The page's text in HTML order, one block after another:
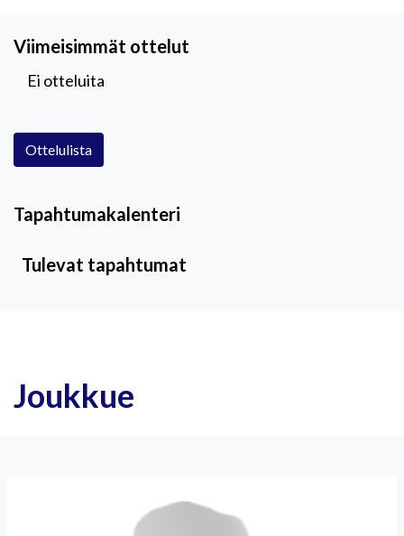
Viimeisimmät ottelut
Ei otteluita
Ottelulista
Tapahtumakalenteri
Tulevat tapahtumat
Joukkue